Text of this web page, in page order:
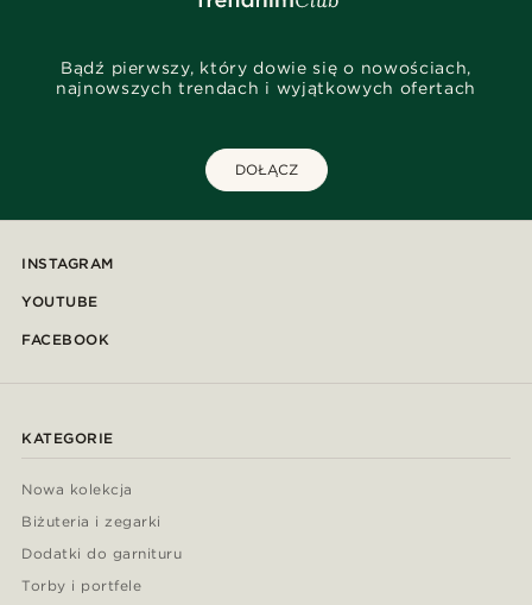
Bądź pierwszy, który dowie się o nowościach,
najnowszych trendach i wyjątkowych ofertach
DOŁĄCZ
INSTAGRAM
YOUTUBE
FACEBOOK
KATEGORIE
Nowa kolekcja
Biżuteria i zegarki
Dodatki do garnituru
Torby i portfele